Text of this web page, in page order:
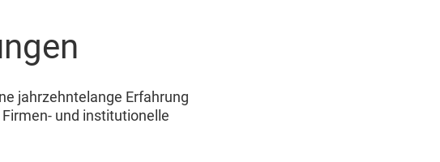
jahrzehntelange Erfahrung
und institutionelle